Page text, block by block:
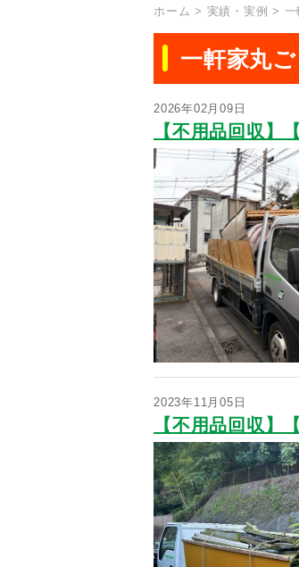
ホーム > 実績・実例 >
一軒家丸
2026年02月09日
【不用品回収】
2023年11月05日
【不用品回収】